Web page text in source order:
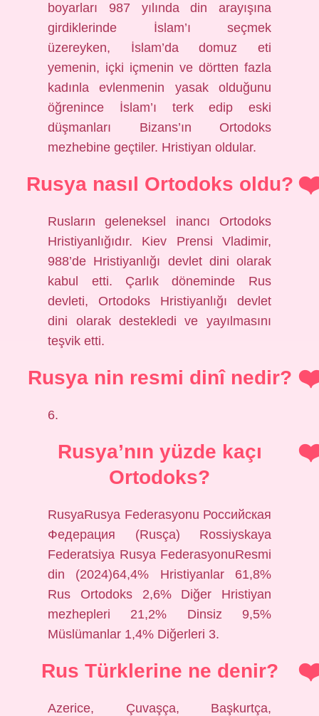
boyarları 987 yılında din arayışına
girdiklerinde İslam’ı seçmek
üzereyken, İslam’da domuz eti
yemenin, içki içmenin ve dörtten fazla
kadınla evlenmenin yasak olduğunu
öğrenince İslam’ı terk edip eski
düşmanları Bizans’ın Ortodoks
mezhebine geçtiler. Hristiyan oldular.
Rusya nasıl Ortodoks oldu?
Rusların geleneksel inancı Ortodoks
Hristiyanlığıdır. Kiev Prensi Vladimir,
988’de Hristiyanlığı devlet dini olarak
kabul etti. Çarlık döneminde Rus
devleti, Ortodoks Hristiyanlığı devlet
dini olarak destekledi ve yayılmasını
teşvik etti.
Rusya nin resmi dinî nedir?
6.
Rusya’nın yüzde kaçı
Ortodoks?
RusyaRusya Federasyonu Российская
Федерация (Rusça) Rossiyskaya
Federatsiya Rusya FederasyonuResmi
din (2024)64,4% Hristiyanlar 61,8%
Rus Ortodoks 2,6% Diğer Hristiyan
mezhepleri 21,2% Dinsiz 9,5%
Müslümanlar 1,4% Diğerleri 3.
Rus Türklerine ne denir?
Azerice, Çuvaşça, Başkurtça,